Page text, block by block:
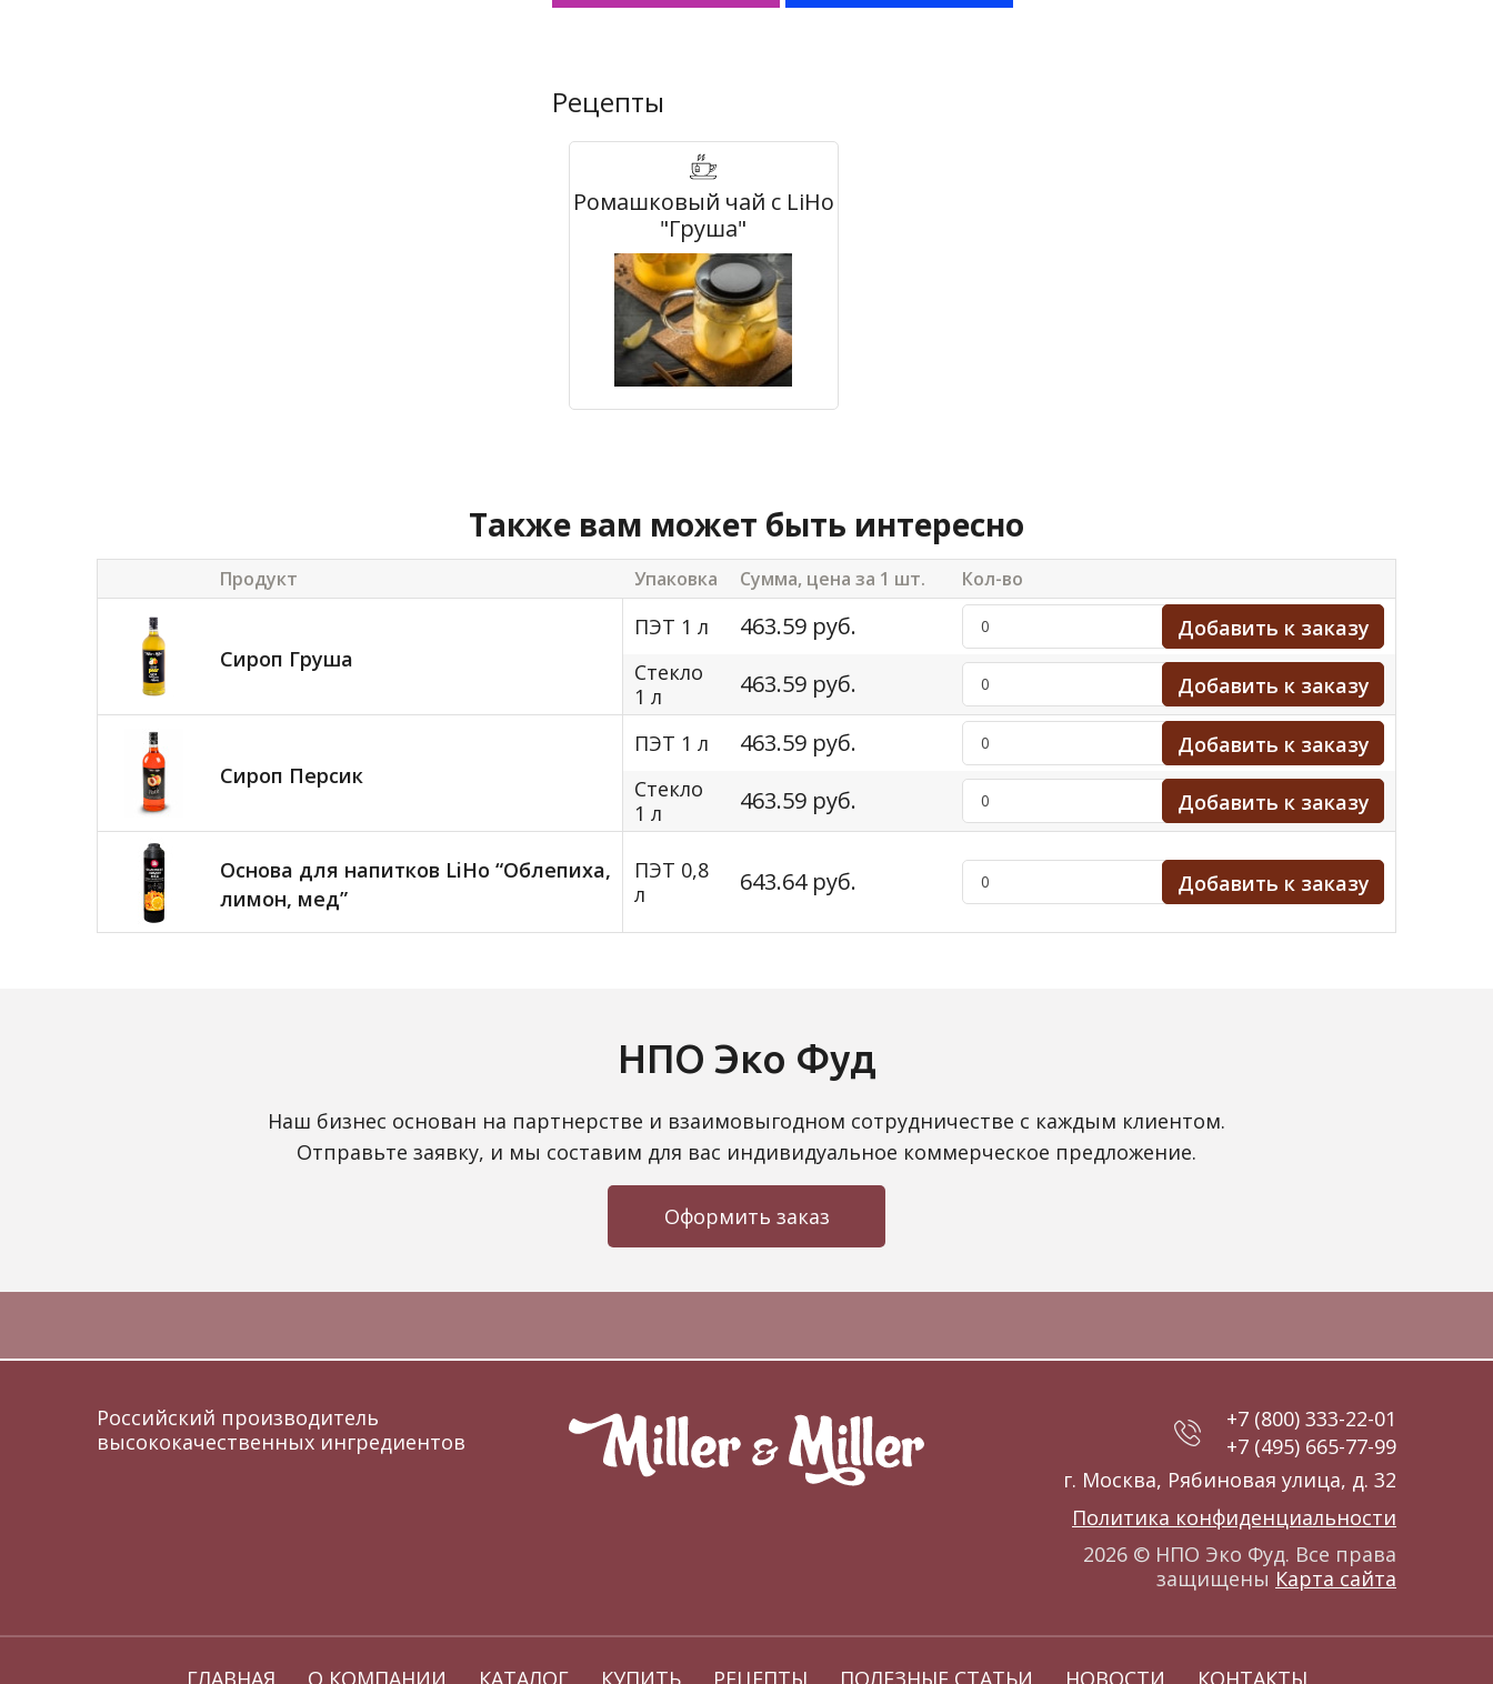
Рецепты
Ромашковый чай с LiHo
"Груша"
Также вам может быть интересно
Продукт Упаковка Сумма, цена за 1 шт. Кол-во
Сироп Груша
ПЭТ 1 л 463.59 руб.
Стекло
1 л
463.59 руб.
Сироп Персик
ПЭТ 1 л 463.59 руб.
Стекло
1 л
463.59 руб.
Основа для напитков LiHo “Облепиха,
лимон, мед”
ПЭТ 0,8
л
643.64 руб.
НПО Эко Фуд
Наш бизнес основан на партнерстве и взаимовыгодном сотрудничестве с каждым клиентом.
Отправьте заявку, и мы составим для вас индивидуальное коммерческое предложение.
Оформить заказ
Российский производитель
высококачественных ингредиентов
+7 (800) 333-22-01
+7 (495) 665-77-99
г. Москва, Рябиновая улица, д. 32
Политика конфиденциальности
2026 © НПО Эко Фуд. Все права
защищены Карта сайта
ГЛАВНАЯ О КОМПАНИИ КАТАЛОГ КУПИТЬ РЕЦЕПТЫ ПОЛЕЗНЫЕ СТАТЬИ НОВОСТИ КОНТАКТЫ